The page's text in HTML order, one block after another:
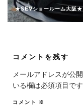
★SEVショールーム大阪★
コメントを残す
メールアドレスが公
いる欄は必須項目です
コメント ※